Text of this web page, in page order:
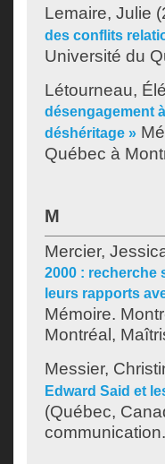
Lemaire, Julie
des conflits
Université du
Létourneau,
désengagement
déshéritage »
Québec à
M
Mercier,
2000 : recherche
leurs rapports
Mémoire.
Montréal,
Messier,
Edward Said et
(Québec,
communication.